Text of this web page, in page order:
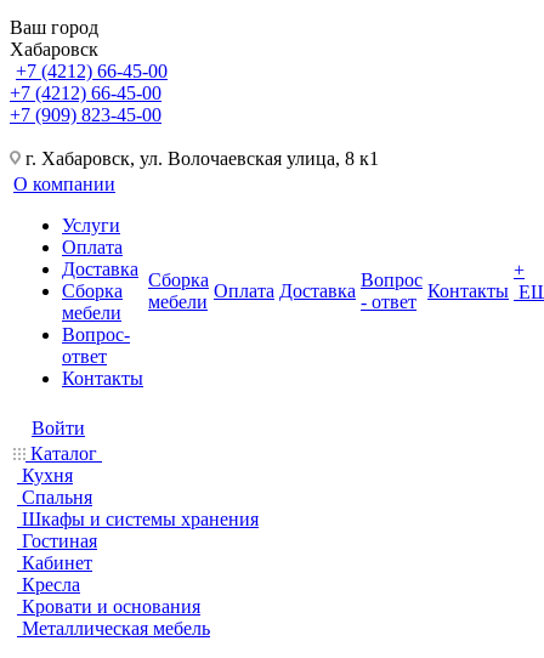
Ваш город
Хабаровск
+7 (4212) 66-45-00
+7 (4212) 66-45-00
+7 (909) 823-45-00
г. Хабаровск, ул. Волочаевская улица, 8 к1
О компании
Услуги
Оплата
Доставка
Сборка
мебели
Вопрос-
ответ
Контакты
Сборка
мебели
Оплата Доставка
Вопрос
- ответ
Контакты
+
Войти
Каталог
Кухня
Спальня
Шкафы и системы хранения
Гостиная
Кабинет
Кресла
Кровати и основания
Металлическая мебель